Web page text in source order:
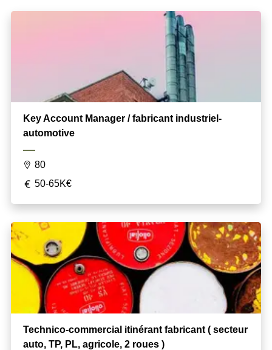
Key Account Manager / fabricant industriel-
automotive
80
50-65K€
Technico-commercial itinérant fabricant ( secteur
auto, TP, PL, agricole, 2 roues )